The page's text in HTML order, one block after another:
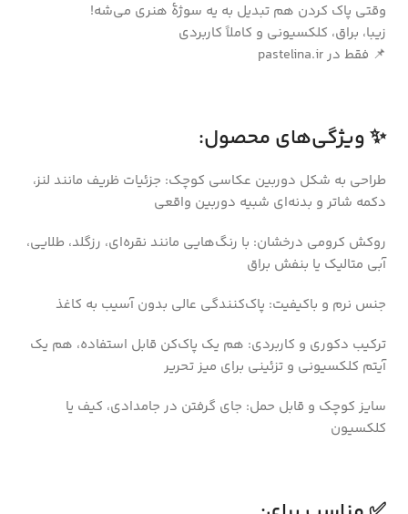
وقتی پاک کردن هم تبدیل به یه سوژهٔ هنری می‌شه!
زیبا، براق، کلکسیونی و کاملاً کاربردی
📌 فقط در pastelina.ir
✨ ویژگی‌های محصول:
طراحی به شکل دوربین عکاسی کوچک: جزئیات ظریف مانند لنز،
دکمه شاتر و بدنه‌ای شبیه دوربین واقعی
روکش کرومی درخشان: با رنگ‌هایی مانند نقره‌ای، رزگلد، طلایی،
آبی متالیک یا بنفش براق
جنس نرم و باکیفیت: پاک‌کنندگی عالی بدون آسیب به کاغذ
ترکیب دکوری و کاربردی: هم یک پاک‌کن قابل استفاده، هم یک
آیتم کلکسیونی و تزئینی برای میز تحریر
سایز کوچک و قابل حمل: جای گرفتن در جامدادی، کیف یا
کلکسیون